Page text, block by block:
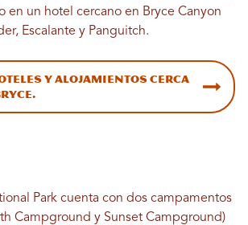
en un hotel cercano en Bryce Canyon
Escalante y Panguitch.
y alojamientos cerca
Park cuenta con dos campamentos
Campground y Sunset Campground)